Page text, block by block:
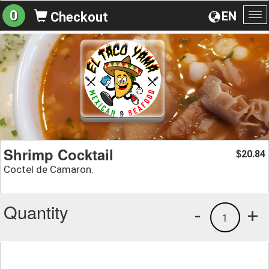
EN
0 Checkout
Shrimp Cocktail
Coctel de Camaron.
$20.84
Quantity +
1
-